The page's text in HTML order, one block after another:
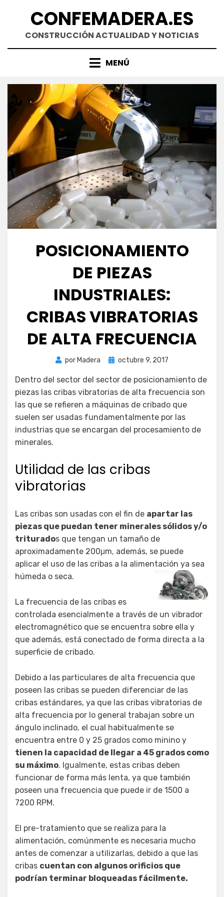
contenidoCONFEMADERA.ES
CONSTRUCCIÓN ACTUALIDAD Y NOTICIAS
MENÚ
POSICIONAMIENTO
DE PIEZAS
INDUSTRIALES:
CRIBAS VIBRATORIAS
DE ALTA FRECUENCIA
por Madera
Publicada
octubre 9, 2017
Dentro del sector del sector de posicionamiento de
piezas las cribas vibratorias de alta frecuencia son
las que se refieren a máquinas de cribado que
suelen ser usadas fundamentalmente por las
industrias que se encargan del procesamiento de
minerales.
Utilidad de las cribas
vibratorias
Las cribas son usadas con el fin de apartar las
piezas que puedan tener minerales sólidos y/o
triturados que tengan un tamaño de
aproximadamente 200μm, además, se puede
aplicar el uso de las cribas a la alimentación ya sea
húmeda o seca.
La frecuencia de las cribas es
controlada esencialmente a través de un vibrador
electromagnético que se encuentra sobre ella y
que además, está conectado de forma directa a la
superficie de cribado.
Debido a las particulares de alta frecuencia que
poseen las cribas se pueden diferenciar de las
cribas estándares, ya que las cribas vibratorias de
alta frecuencia por lo general trabajan sobre un
ángulo inclinado, el cual habitualmente se
encuentra entre 0 y 25 grados como minino y
tienen la capacidad de llegar a 45 grados como
su máximo. Igualmente, estas cribas deben
funcionar de forma más lenta, ya que también
poseen una frecuencia que puede ir de 1500 a
7200 RPM.
El pre-tratamiento que se realiza para la
alimentación, comúnmente es necesaria mucho
antes de comenzar a utilizarlas, debido a que las
cribas cuentan con algunos orificios que
podrían terminar bloqueadas fácilmente.